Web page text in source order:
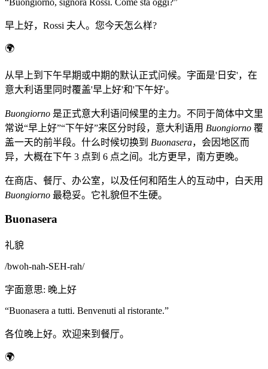
“ Buongiorno, signora Rossi. Come sta oggi?”
早上好，Rossi 夫人。您今天怎么样?
🌍
从早上到下午早期或中期的默认正式问候。字面是'日安'，在
意大利语里同时覆盖'早上好'和'下午好'。
Buongiorno 是正式意大利语问候里的主力。不同于简体中文里
常说“早上好”“下午好”来区分时段，意大利语用 Buongiorno 覆
盖一天的前半段。什么时候切换到 Buonasera，会因地区而
异，大概在下午 3 点到 6 点之间。北方更早，南方更晚。
在商店、餐厅、办公室，以及任何和陌生人的互动中，白天用
Buongiorno 最稳妥。它礼貌但不生硬。
Buonasera
礼貌
/bwoh-nah-SEH-rah/
字面意思: 晚上好
“Buonasera a tutti. Benvenuti al ristorante.”
各位晚上好。欢迎来到餐厅。
🌍